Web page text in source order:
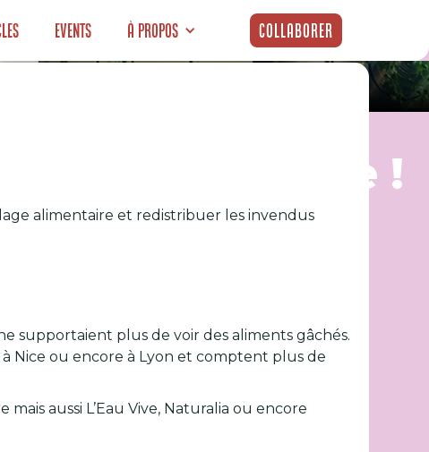
Events À propos Collaborer
les Éco-Charlie !
alimentaire et redistribuer les invendus
supportaient plus de voir des aliments gâchés.
Nice ou encore à Lyon et comptent plus de
mais aussi L’Eau Vive, Naturalia ou encore